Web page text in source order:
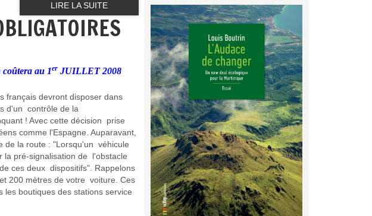
LIRE LA SUITE
coûtera au 1er JUILLET 2008
français devront disposer dans
d'un contrôle de la
! Avec cette décision prise
comme l'Espagne. Auparavant,
de la route : "Lorsqu'un véhicule
la pré-signalisation de l'obstacle
ces deux dispositifs". Rappelons
200 mètres de votre voiture. Ces
boutiques des stations service